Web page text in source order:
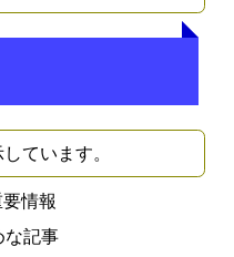
ています。
情報
な記事